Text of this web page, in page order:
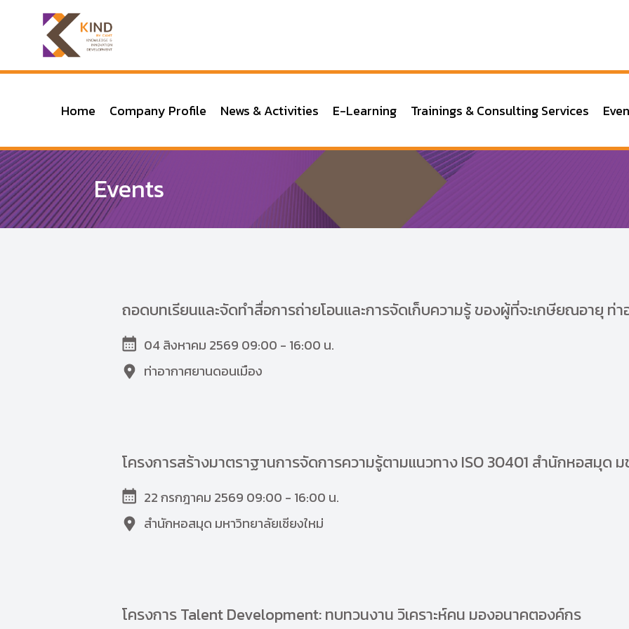
Home Company Profile News & Activities E-Learning Trainings & Consulting Services
Events
ถอดบทเรียนและจัดทำสื่อการถ่ายโอนและการจัดเก็บความรู้ ของผู้ที่จะเกษียณอายุ ท่
04 สิงหาคม 2569 09:00 - 16:00 น.
ท่าอากาศยานดอนเมือง
โครงการสร้างมาตราฐานการจัดการความรู้ตามแนวทาง ISO 30401 สำนักหอสมุด
22 กรกฎาคม 2569 09:00 - 16:00 น.
สำนักหอสมุด มหาวิทยาลัยเชียงใหม่
โครงการ Talent Development: ทบทวนงาน วิเคราะห์คน มองอนาคตองค์กร